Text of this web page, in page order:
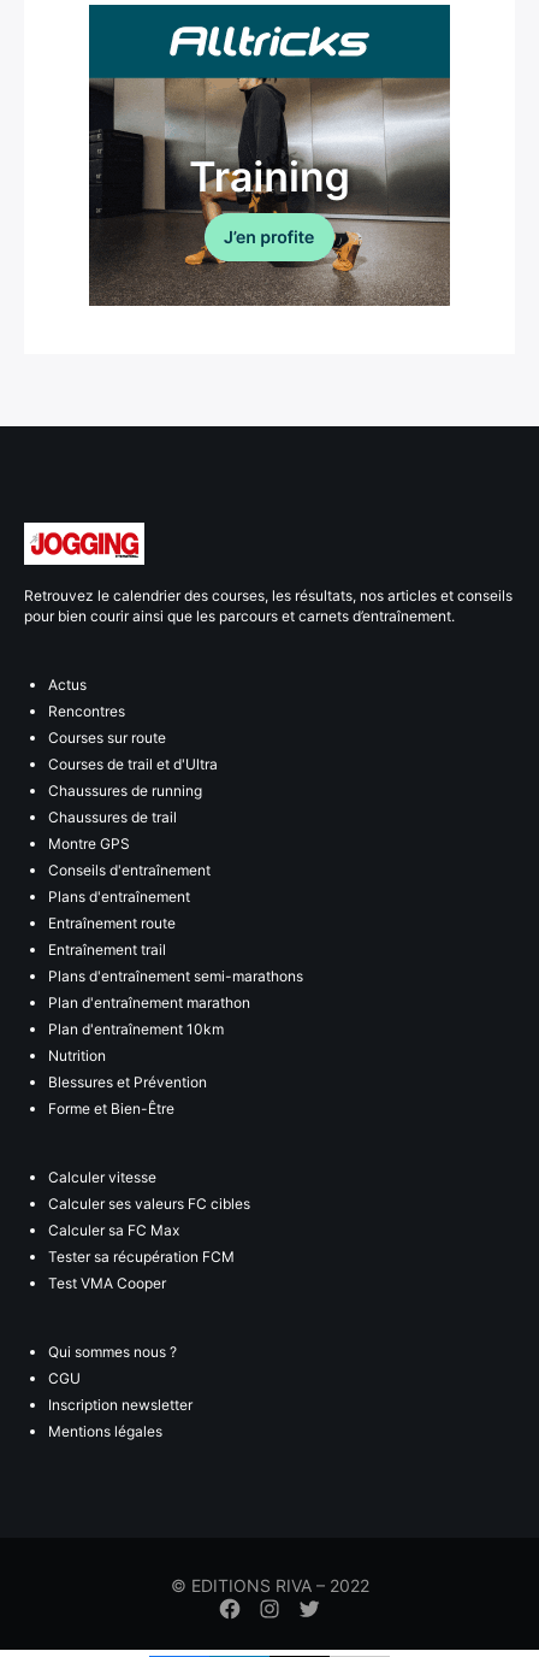
Retrouvez le calendrier des courses, les résultats, nos articles et conseils
pour bien courir ainsi que les parcours et carnets d’entraînement.
Actus
Rencontres
Courses sur route
Courses de trail et d'Ultra
Chaussures de running
Chaussures de trail
Montre GPS
Conseils d'entraînement
Plans d'entraînement
Entraînement route
Entraînement trail
Plans d'entraînement semi-marathons
Plan d'entraînement marathon
Plan d'entraînement 10km
Nutrition
Blessures et Prévention
Forme et Bien-Être
Calculer vitesse
Calculer ses valeurs FC cibles
Calculer sa FC Max
Tester sa récupération FCM
Test VMA Cooper
Qui sommes nous ?
CGU
Inscription newsletter
Mentions légales
© EDITIONS RIVA – 2022
Élément
menude
de